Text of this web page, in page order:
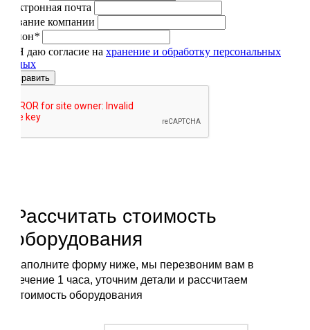
Электронная почта
Название компании
Регион*
Я даю согласие на хранение и обработку персональных
данных
Отправить
Рассчитать стоимость
оборудования
Заполните форму ниже, мы перезвоним вам в
течение 1 часа, уточним детали и рассчитаем
стоимость оборудования